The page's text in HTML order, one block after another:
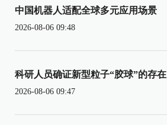
中国机器人适配全球多元应用场景
2026-08-06 09:48
科研人员确证新型粒子“胶球”的存在
2026-08-06 09:47